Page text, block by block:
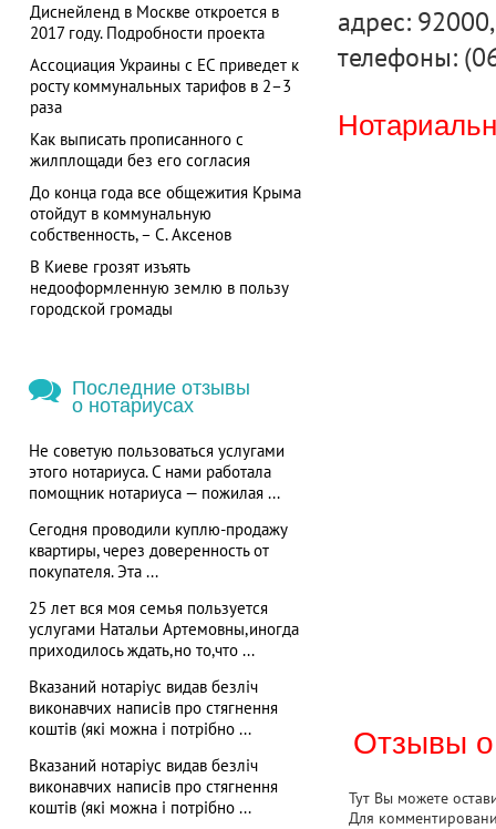
Диснейленд в Москве откроется в
2017 году. Подробности проекта
Ассоциация Украины с ЕС приведет к
росту коммунальных тарифов в 2–3
раза
Как выписать прописанного с
жилплощади без его согласия
До конца года все общежития Крыма
отойдут в коммунальную
собственность, – С. Аксенов
В Киеве грозят изъять
недооформленную землю в пользу
городской громады
Последние отзывы
о нотариусах
Не советую пользоваться услугами
этого нотариуса. С нами работала
помощник нотариуса — пожилая ...
Сегодня проводили куплю-продажу
квартиры, через доверенность от
покупателя. Эта ...
25 лет вся моя семья пользуется
услугами Натальи Артемовны,иногда
приходилось ждать,но то,что ...
Вказаний нотаріус видав безліч
виконавчих написів про стягнення
коштів (які можна і потрібно ...
Вказаний нотаріус видав безліч
виконавчих написів про стягнення
коштів (які можна і потрібно ...
адрес:
телефоны:
Отзывы о
Тут Вы можете
Для